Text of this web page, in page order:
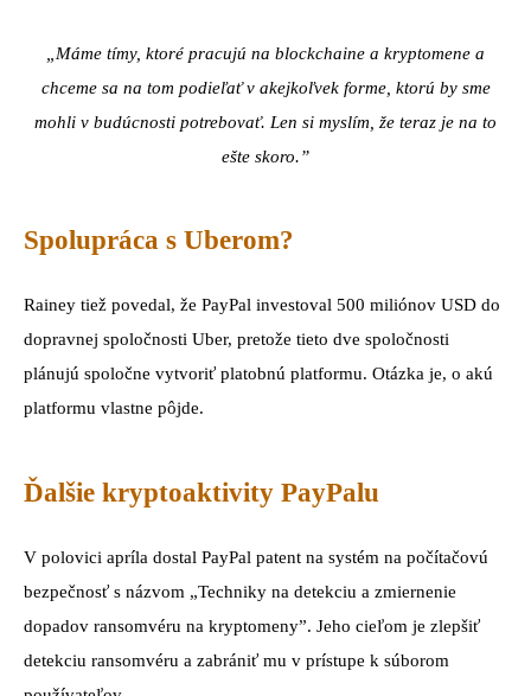
„Máme tímy, ktoré pracujú na blockchaine a kryptomene a
chceme sa na tom podieľať v akejkoľvek forme, ktorú by sme
mohli v budúcnosti potrebovať. Len si myslím, že teraz je na to
ešte skoro.”
Spolupráca s Uberom?
Rainey tiež povedal, že PayPal investoval 500 miliónov USD do
dopravnej spoločnosti Uber, pretože tieto dve spoločnosti
plánujú spoločne vytvoriť platobnú platformu. Otázka je, o akú
platformu vlastne pôjde.
Ďalšie kryptoaktivity PayPalu
V polovici apríla dostal PayPal patent na systém na počítačovú
bezpečnosť s názvom „Techniky na detekciu a zmiernenie
dopadov ransomvéru na kryptomeny”. Jeho cieľom je zlepšiť
detekciu ransomvéru a zabrániť mu v prístupe k súborom